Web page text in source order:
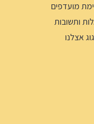
מועדפים
ותשובות
אצלנו